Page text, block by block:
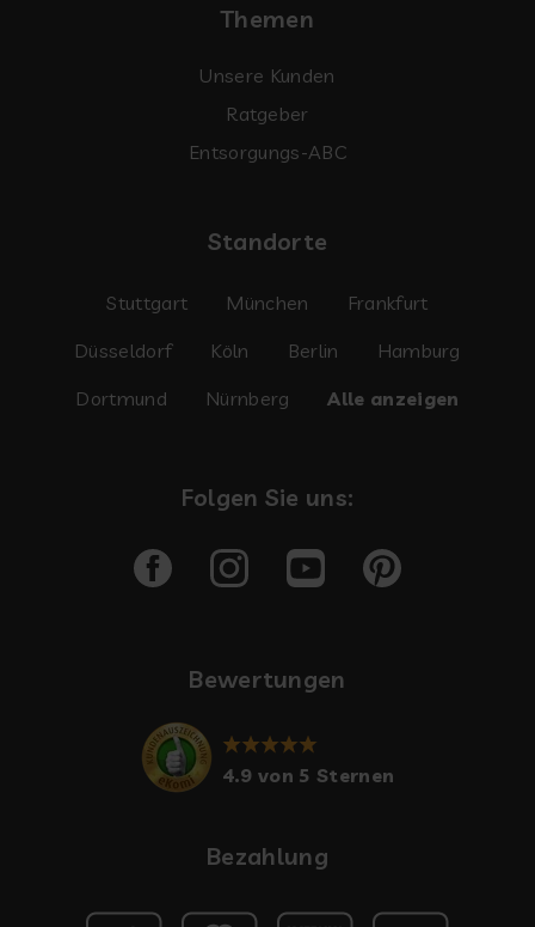
Themen
Unsere Kunden
Ratgeber
Entsorgungs-ABC
Standorte
Stuttgart München
Frankfurt
Düsseldorf
Köln Berlin
Hamburg
Dortmund
Nürnberg Alle anzeigen
Folgen Sie uns:
Bewertungen
4.9 von 5 Sternen
Bezahlung